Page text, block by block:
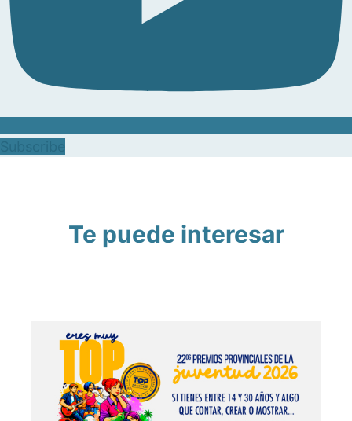
Te puede interesar